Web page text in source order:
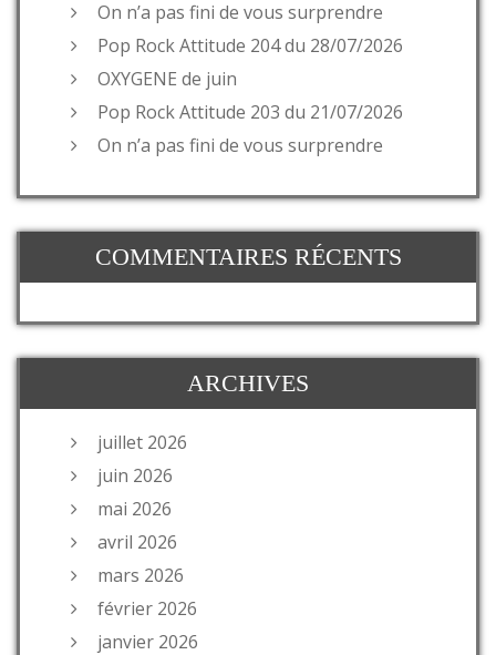
On n’a pas fini de vous surprendre
Pop Rock Attitude 204 du 28/07/2026
OXYGENE de juin
Pop Rock Attitude 203 du 21/07/2026
On n’a pas fini de vous surprendre
COMMENTAIRES RÉCENTS
ARCHIVES
juillet 2026
juin 2026
mai 2026
avril 2026
mars 2026
février 2026
janvier 2026